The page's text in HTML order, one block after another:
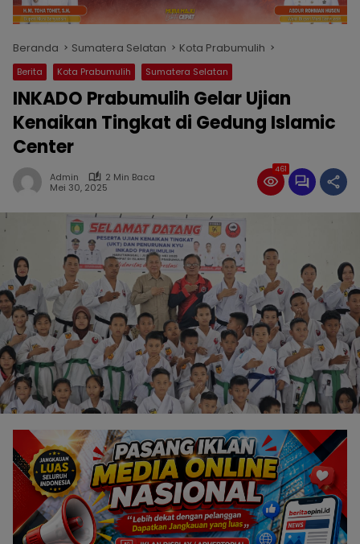
Beranda Sumatera Selatan Kota Prabumulih
Berita Kota Prabumulih Sumatera Selatan
INKADO Prabumulih Gelar Ujian
Kenaikan Tingkat di Gedung Islamic
Center
Admin
2 Min Baca
Mei 30, 2025
461